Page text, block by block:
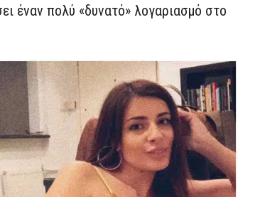
έναν πολύ «δυνατό» λογαριασμό στο